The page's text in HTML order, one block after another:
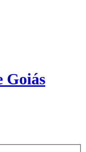
Goiás